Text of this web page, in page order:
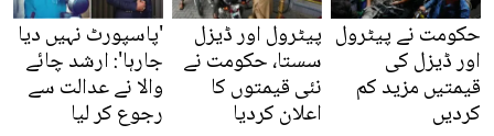
حکومت نے پیٹرول
اور ڈیزل کی
قیمتیں مزید کم
کردیں
پیٹرول اور ڈیزل
سستا، حکومت نے
نئی قیمتوں کا
اعلان کردیا
'پاسپورٹ نہیں دیا
جارہا': ارشد چائے
والا نے عدالت سے
رجوع کر لیا